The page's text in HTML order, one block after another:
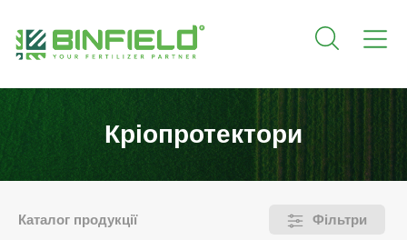
Кріопротектори
Каталог продукції Фільтри